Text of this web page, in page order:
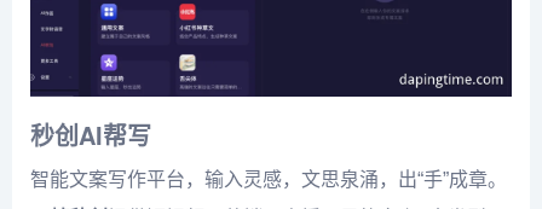
秒创AI帮写
智能文案写作平台，输入灵感，文思泉涌，出“手”成章。